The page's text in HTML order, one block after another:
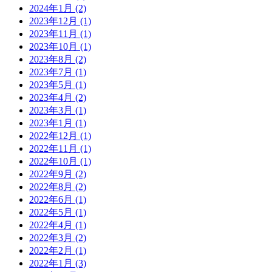
2024年1月 (2)
2023年12月 (1)
2023年11月 (1)
2023年10月 (1)
2023年8月 (2)
2023年7月 (1)
2023年5月 (1)
2023年4月 (2)
2023年3月 (1)
2023年1月 (1)
2022年12月 (1)
2022年11月 (1)
2022年10月 (1)
2022年9月 (2)
2022年8月 (2)
2022年6月 (1)
2022年5月 (1)
2022年4月 (1)
2022年3月 (2)
2022年2月 (1)
2022年1月 (3)